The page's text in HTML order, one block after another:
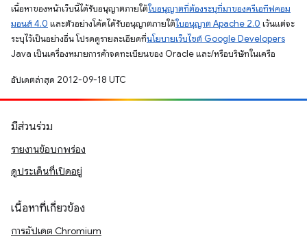
เนื้อหาของหน้าเว็บนี้ได้รับอนุญาตภายใต้ใบอนุญาตที่ต้องระบุที่มาของครีเอทีฟคอม
มอนส์ 4.0 และตัวอย่างโค้ดได้รับอนุญาตภายใต้ใบอนุญาต Apache 2.0 เว้นแต่จะ
ระบุไว้เป็นอย่างอื่น โปรดดูรายละเอียดที่นโยบายเว็บไซต์ Google Developers
Java เป็นเครื่องหมายการค้าจดทะเบียนของ Oracle และ/หรือบริษัทในเครือ
อัปเดตล่าสุด 2012-09-18 UTC
มีส่วนร่วม
รายงานข้อบกพร่อง
ดูประเด็นที่เปิดอยู่
เนื้อหาที่เกี่ยวข้อง
การอัปเดต Chromium